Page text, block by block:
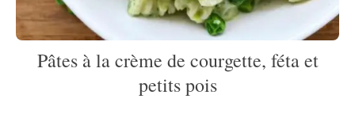
Pâtes à la crème de courgette, féta et
petits pois